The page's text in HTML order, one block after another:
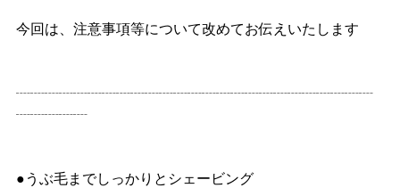
今回は、注意事項等について改めてお伝えいたします
┈┈┈┈┈┈┈┈┈┈┈┈┈┈┈┈┈┈┈┈┈┈┈┈┈
┈┈┈┈┈
●うぶ毛までしっかりとシェービング